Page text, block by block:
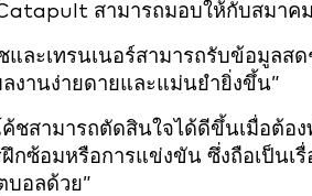
สามารถมอบให้กับสมาค
ละเทรนเนอร์สามารถรับข้อมูลส
งานง่ายดายและแม่นยำยิ่งขึ้น”
ค้ชสามารถตัดสินใจได้ดีขึ้นเมื่อต้
ฝึกซ้อมหรือการแข่งขัน ซึ่งถือเป็น
อลด้วย”